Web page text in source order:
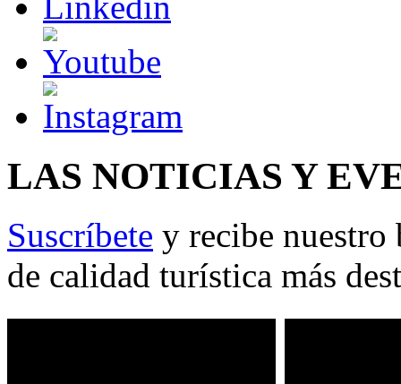
LAS NOTICIAS Y
Suscríbete y recibe nuestro
de calidad turística más